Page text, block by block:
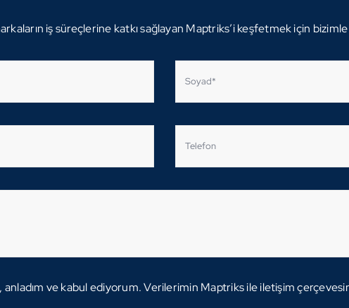
iş süreçlerine katkı sağlayan Maptriks’i keşfetmek için
ve kabul ediyorum. Verilerimin Maptriks ile iletişim